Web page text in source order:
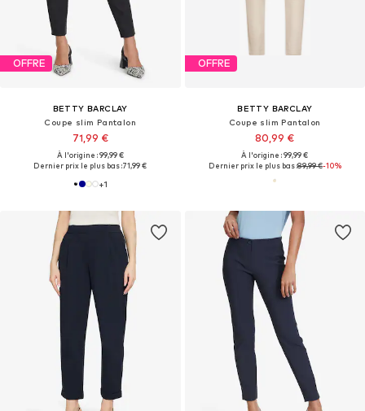
OFFRE
BETTY BARCLAY
Coupe slim Pantalon
71,99 €
À l'origine : 99,99 €
Dernier prix le plus bas :71,99 €
+1
OFFRE
BETTY BARCLAY
Coupe slim Pantalon
80,99 €
À l'origine : 99,99 €
Dernier prix le plus bas :89,99 €-10%